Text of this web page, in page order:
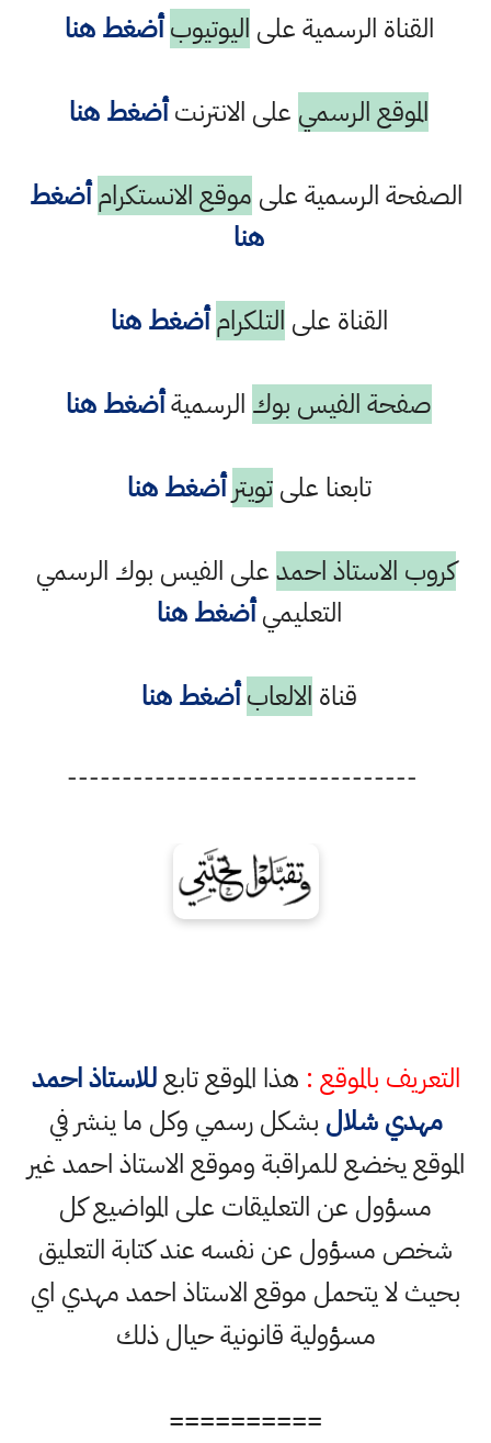
القناة الرسمية على اليوتيوب أضغط هنا
الموقع الرسمي على الانترنتأضغط هنا
الصفحة الرسمية على موقع الانستكرام أضغط
هنا
القناة على التلكرام أضغط هنا
صفحة الفيس بوك الرسميةأضغط هنا
تابعنا علىتويتر أضغط هنا
كروب الاستاذ احمدعلى الفيس بوك الرسمي
التعليميأضغط هنا
قناة الالعاب أضغط هنا
--------------------------------
التعريف بالموقع : هذا الموقع تابعللاستاذ احمد
مهدي شلال بشكل رسمي وكل ما ينشر في
الموقع يخضع للمراقبة وموقع الاستاذ احمد غير
مسؤول عن التعليقات على المواضيع كل
شخص مسؤول عن نفسه عند كتابة التعليق
بحيث لا يتحمل موقع الاستاذ احمد مهدي اي
مسؤولية قانونية حيال ذلك
==========